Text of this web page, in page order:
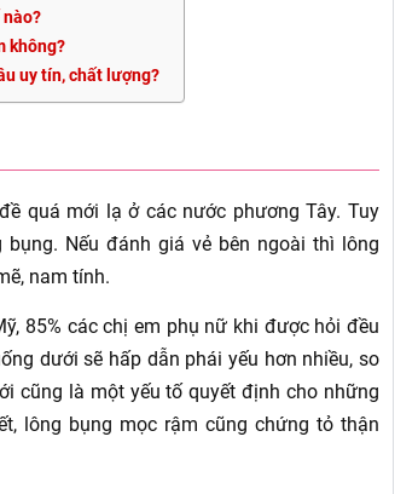
không?
uy tín, chất lượng?
quá mới lạ ở các nước phương Tây. Tuy
Nếu đánh giá vẻ bên ngoài thì lông
nam tính.
85% các chị em phụ nữ khi được hỏi đều
dưới sẽ hấp dẫn phái yếu hơn nhiều, so
cũng là một yếu tố quyết định cho những
lông bụng mọc rậm cũng chứng tỏ thận